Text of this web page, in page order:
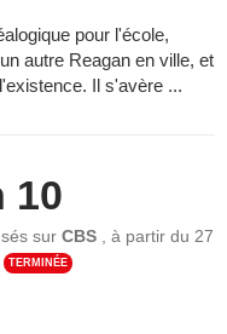
pour l'école,
autre Reagan en ville, et
Il s'avère ...
10
surCBS ,à partir du 27
TERMINÉE